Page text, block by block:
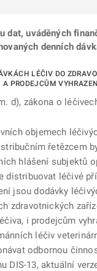
dat, uváděných
denních
LÉČIV DO
A PRODEJCŮM
d), zákona o
objemech
řetězcem
hlášení subjektů
distribuovat léčivé
jsou dodávky
zdravotnických
i prodejcům
léčiv
odbornou
DIS-13, aktuální